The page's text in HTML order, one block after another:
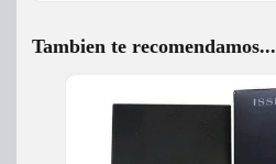
Tambien te recomendamos...